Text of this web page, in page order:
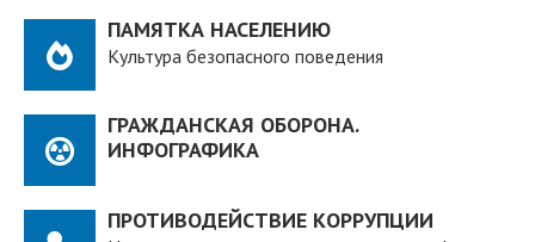
ПАМЯТКА НАСЕЛЕНИЮ
Культура безопасного поведения
ГРАЖДАНСКАЯ ОБОРОНА.
ИНФОГРАФИКА
ПРОТИВОДЕЙСТВИЕ КОРРУПЦИИ